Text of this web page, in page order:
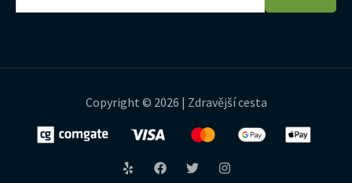
Copyright © 2026 | Zdravější cesta